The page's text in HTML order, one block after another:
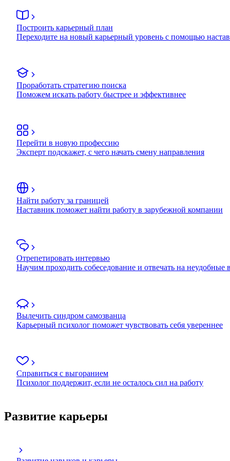
Построить карьерный план
Переходите на новый карьерный уровень с помощью
Проработать стратегию поиска
Поможем искать работу быстрее и эффективнее
Перейти в новую профессию
Эксперт подскажет, с чего начать смену направления
Найти работу за границей
Наставник поможет найти работу в зарубежной компании
Отрепетировать интервью
Научим проходить собеседование и отвечать на неудобные
Вылечить синдром самозванца
Карьерный психолог поможет чувствовать себя увереннее
Справиться с выгоранием
Психолог поддержит, если не осталось сил на работу
Развитие карьеры